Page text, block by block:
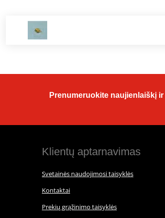
Prenumeruokite naujienlaiškį
Klientų aptarnavimas
Svetainės naudojimosi taisyklės
Kontaktai
Prekių grąžinimo taisyklės